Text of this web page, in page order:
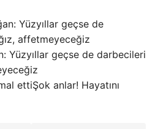
Yüzyıllar geçse de darbecileri
Şok anlar! Hayatını